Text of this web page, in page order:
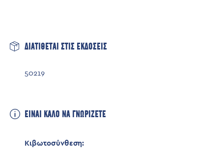
εκ των οποίων Σάκχαρα
ΔΙΑΤΙΘΕΤΑΙ ΣΤΙΣ ΕΚΔΟΣΕΙΣ
50219
ΕΙΝΑΙ ΚΑΛΟ ΝΑ ΓΝΩΡΙΖΕΤΕ
Κιβωτοσύνθεση: